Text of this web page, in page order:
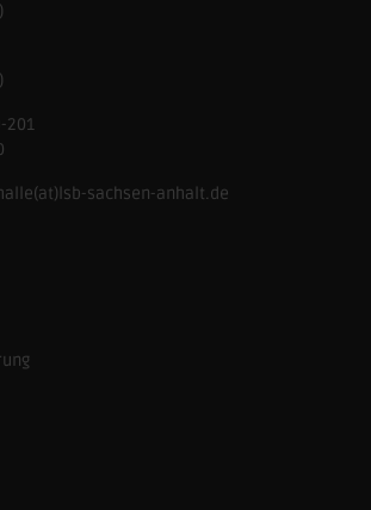
201
sachsen-anhalt.de